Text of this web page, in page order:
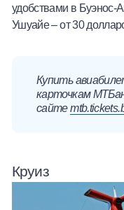
удобствами в Буэнос-
Ушуайе – от 30
Купить
карточкам
сайте
Круиз